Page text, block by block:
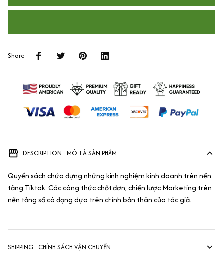
Share
DESCRIPTION - MÔ TẢ SẢN PHẨM
Quyển sách chứa đựng những kinh nghiệm kinh doanh trên nền
tảng Tiktok. Các công thức chốt đơn, chiến lược Marketing trên
nền tảng số cô đọng dựa trên chính bản thân của tác giả.
SHIPPING - CHÍNH SÁCH VẬN CHUYỂN